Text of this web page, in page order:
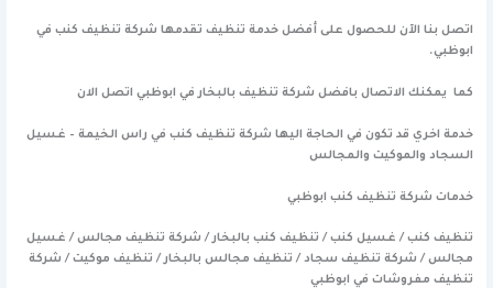
اتصل بنا الآن للحصول على أفضل خدمة تنظيف تقدمها شركة تنظيف كنب في
ابوظبي.
كما يمكنك الاتصال بافضل شركة تنظيف بالبخار في ابوظبي اتصل الان
خدمة اخري قد تكون في الحاجة اليها شركة تنظيف كنب في راس الخيمة – غسيل
السجاد والموكيت والمجالس
خدمات شركة تنظيف كنب ابوظبي
تنظيف كنب / غسيل كنب / تنظيف كنب بالبخار / شركة تنظيف مجالس / غسيل
مجالس / شركة تنظيف سجاد / تنظيف مجالس بالبخار / تنظيف موكيت / شركة
تنظيف مفروشات في ابوظبي